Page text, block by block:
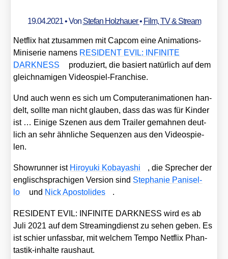
19.04.2021• Von Stefan Holzhauer• Film, TV & Stream
Net­flix hat ztus­am­men mit Cap­com eine Ani­ma­ti­ons-
Mini­se­rie namens RESIDENT EVIL: INFINITE
DARKNESS
pro­du­ziert, die basiert natür­lich auf dem
gleich­na­mi­gen Video­spiel-Fran­chise.
Und auch wenn es sich um Com­pu­ter­ani­ma­tio­nen han­
delt, soll­te man nicht glau­ben, dass das was für Kin­der
ist … Eini­ge Sze­nen aus dem Trai­ler gemah­nen deut­
lich an sehr ähn­li­che Sequen­zen aus den Video­spie­
len.
Show­run­ner ist Hiroy­u­ki Koba­ya­shi
, die Spre­cher der
eng­lisch­spra­chi­gen Ver­si­on sind Ste­pha­nie Panis­el­
lo
und Nick Apos­to­li­des .
RESIDENT EVIL: INFINITE DARKNESS wird es ab
Juli 2021 auf dem Strea­ming­dienst zu sehen geben. Es
ist schier unfass­bar, mit wel­chem Tem­po Net­flix Phan­
tas­tik-inhal­te raus­haut.